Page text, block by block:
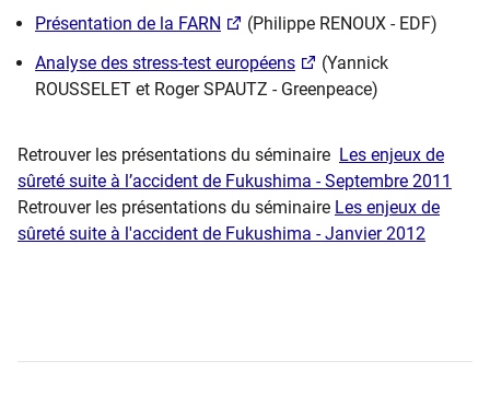
Présentation de la FARN
(Philippe RENOUX - EDF)
Analyse des stress-test européens
(Yannick
ROUSSELET et Roger SPAUTZ - Greenpeace)
Retrouver les présentations du séminaire Les enjeux de
sûreté suite à l’accident de Fukushima - Septembre 2011
Retrouver les présentations du séminaire Les enjeux de
sûreté suite à l'accident de Fukushima - Janvier 2012